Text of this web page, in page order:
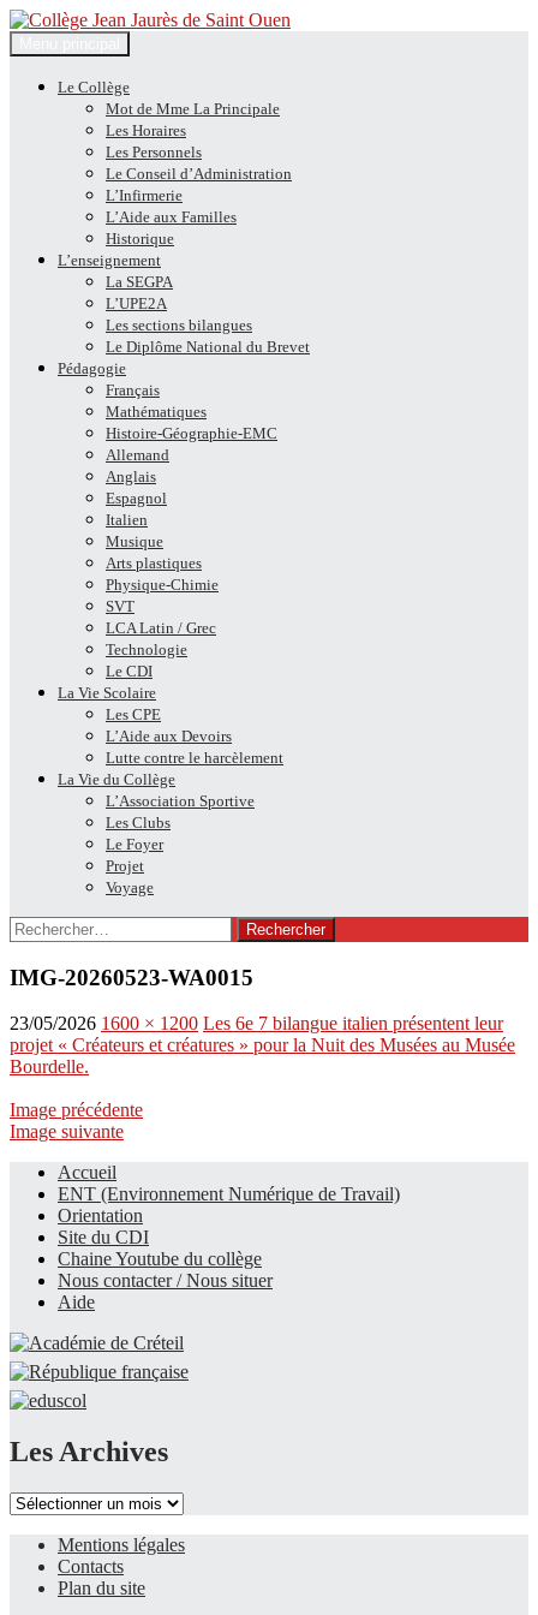
Collège Jean Jaurès de Saint
Ouen
Recherche
au
contenu
Le Collège
Mot de Mme La Principale
Les Horaires
Les Personnels
Le Conseil d’Administration
L’Infirmerie
L’Aide aux Familles
Historique
L’enseignement
La SEGPA
L’UPE2A
Les sections bilangues
Le Diplôme National du Brevet
Pédagogie
Français
Mathématiques
Histoire-Géographie-EMC
Allemand
Anglais
Espagnol
Italien
Musique
Arts plastiques
Physique-Chimie
SVT
LCA Latin / Grec
Technologie
Le CDI
La Vie Scolaire
Les CPE
L’Aide aux Devoirs
Lutte contre le harcèlement
La Vie du Collège
L’Association Sportive
Les Clubs
Le Foyer
Projet
Voyage
Rechercher :
IMG-20260523-WA0015
23/05/2026 1600 × 1200 Les 6e 7 bilangue italien présentent leur
projet « Créateurs et créatures » pour la Nuit des Musées au Musée
Bourdelle.
Image précédente
Image suivante
Le site du collège
Accueil
ENT (Environnement Numérique de Travail)
Orientation
Site du CDI
Chaine Youtube du collège
Nous contacter / Nous situer
Aide
Les Archives
Les
Mentions légales
Contacts
Plan du site